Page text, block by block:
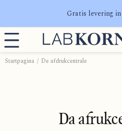
Gratis levering in
Startpagina De afdrukcentrale
Da